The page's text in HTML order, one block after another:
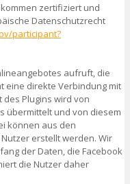
zertifiziert und
Datenschutzrecht
participant?
aufruft, die
eine direkte Verbindung mit
des Plugins wird von
übermittelt und von diesem
können aus den
erstellt werden. Wir
der Daten, die Facebook
die Nutzer daher